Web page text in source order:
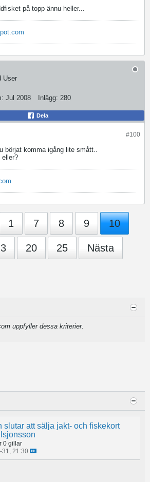
på topp ännu heller...
User
Jul 2008 Inlägg: 280
Dela
#100
börjat komma igång lite smått..
eller?
1 7 8 9 10
20 25 Nästa
uppfyller dessa kriterier.
slutar att sälja jakt- och fiskekort
lsjonsson
0 gillar
31, 21:30